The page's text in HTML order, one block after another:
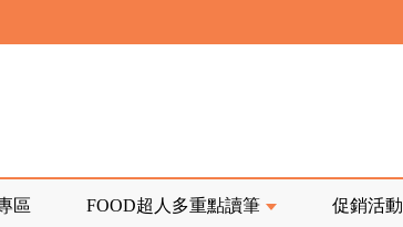
票需附上回郵郵票
興建中!
區 FOOD超人多重點讀筆 促銷活動